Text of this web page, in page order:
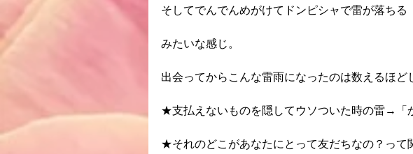
そしてでんでんめがけてドンピシャで雷が落ちる
みたいな感じ。
出会ってからこんな雷雨になったのは数えるほど
★支払えないものを隠してウソついた時の雷→「
★それのどこがあなたにとって友だちなの？っ